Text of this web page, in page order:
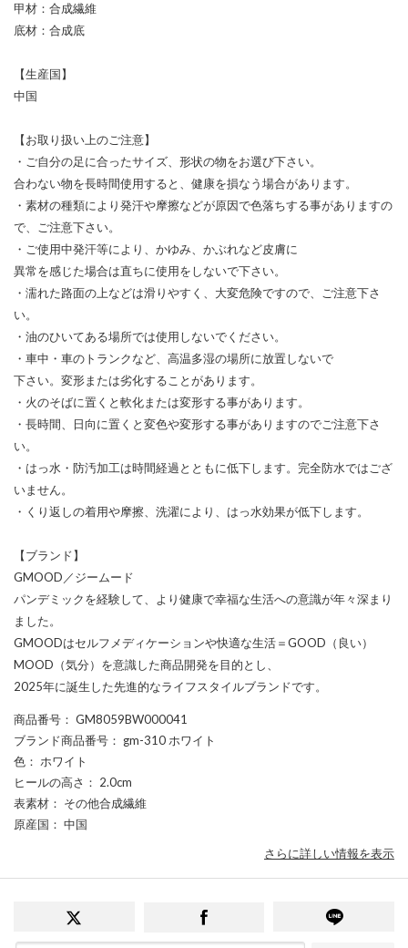
甲材：合成繊維
底材：合成底
【生産国】
中国
【お取り扱い上のご注意】
・ご自分の足に合ったサイズ、形状の物をお選び下さい。
合わない物を長時間使用すると、健康を損なう場合があります。
・素材の種類により発汗や摩擦などが原因で色落ちする事がありますの
で、ご注意下さい。
・ご使用中発汗等により、かゆみ、かぶれなど皮膚に
異常を感じた場合は直ちに使用をしないで下さい。
・濡れた路面の上などは滑りやすく、大変危険ですので、ご注意下さ
い。
・油のひいてある場所では使用しないでください。
・車中・車のトランクなど、高温多湿の場所に放置しないで
下さい。変形または劣化することがあります。
・火のそばに置くと軟化または変形する事があります。
・長時間、日向に置くと変色や変形する事がありますのでご注意下さ
い。
・はっ水・防汚加工は時間経過とともに低下します。完全防水ではござ
いません。
・くり返しの着用や摩擦、洗濯により、はっ水効果が低下します。
【ブランド】
GMOOD／ジームード
パンデミックを経験して、より健康で幸福な生活への意識が年々深まり
ました。
GMOODはセルフメディケーションや快適な生活＝GOOD（良い）
MOOD（気分）を意識した商品開発を目的とし、
2025年に誕生した先進的なライフスタイルブランドです。
商品番号 ： GM8059BW000041
ブランド商品番号 ： gm-310 ホワイト
色 ： ホワイト
ヒールの高さ ： 2.0cm
表素材 ： その他合成繊維
原産国 ： 中国
さらに詳しい情報を表示